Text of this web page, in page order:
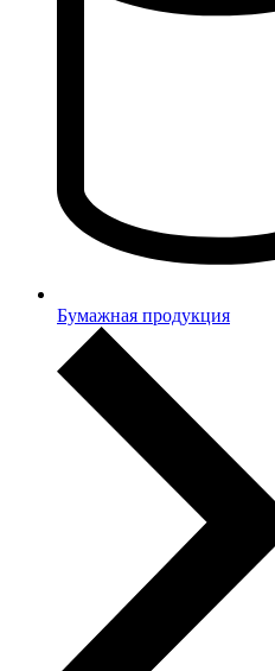
Бумажная продукция